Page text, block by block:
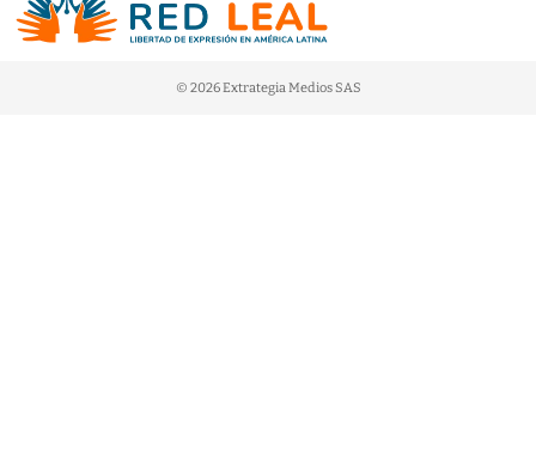
© 2026 Extrategia Medios SAS